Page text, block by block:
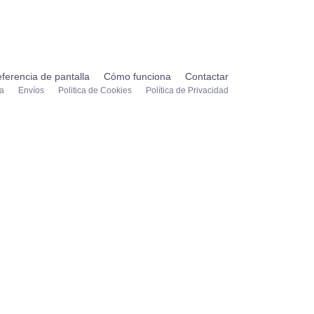
de pantalla Cómo funciona Contactar
Envíos Politica de Cookies Política de Privacidad